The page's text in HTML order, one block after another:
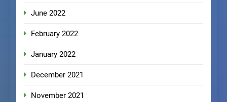
June 2022
February 2022
January 2022
December 2021
November 2021